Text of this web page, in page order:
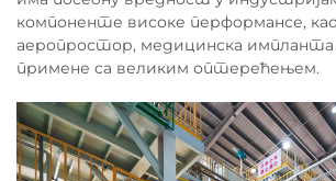
компоненте високе перформансе,
аеропростор, медицинска импланта
примене са великим оптерећењем.